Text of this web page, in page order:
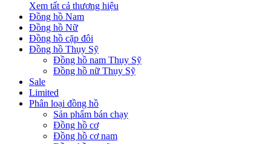
Xem tất cả thương hiệu
Đồng hồ Nam
Đồng hồ Nữ
Đồng hồ cặp đôi
Đồng hồ Thụy Sỹ
Đồng hồ nam Thụy Sỹ
Đồng hồ nữ Thụy Sỹ
Sale
Limited
Phân loại đồng hồ
Sản phẩm bán chạy
Đồng hồ cơ
Đồng hồ cơ nam